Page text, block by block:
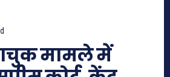
मामले में